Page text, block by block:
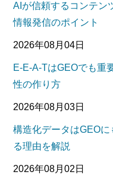
AIが信頼するコンテン
情報発信のポイント
2026年08月04日
E-E-A-TはGEOでも重
性の作り方
2026年08月03日
構造化データはGEO
る理由を解説
2026年08月02日